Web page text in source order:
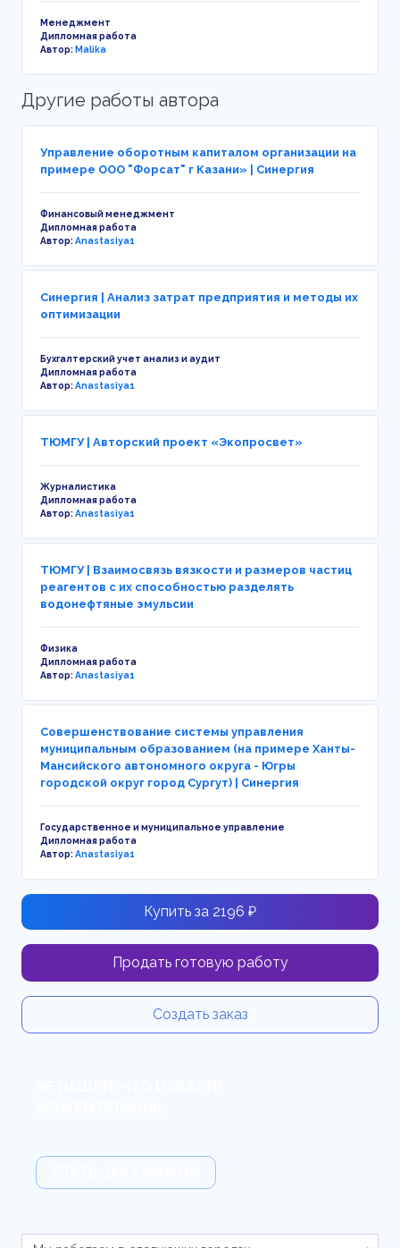
Менеджмент
Дипломная работа
Автор:Malika
Другие работы автора
Управление оборотным капиталом организации на
примере ООО "Форсат" г Казани» | Синергия
Финансовый менеджмент
Дипломная работа
Автор:Anastasiya1
Синергия | Анализ затрат предприятия и методы их
оптимизации
Бухгалтерский учет анализ и аудит
Дипломная работа
Автор:Anastasiya1
ТЮМГУ | Авторский проект «Экопросвет»
Журналистика
Дипломная работа
Автор:Anastasiya1
ТЮМГУ | Взаимосвязь вязкости и размеров частиц
реагентов с их способностью разделять
водонефтяные эмульсии
Физика
Дипломная работа
Автор:Anastasiya1
Совершенствование системы управления
муниципальным образованием (на примере Ханты-
Мансийского автономного округа - Югры
городской округ город Сургут) | Синергия
Государственное и муниципальное управление
Дипломная работа
Автор:Anastasiya1
Купить за 2196 ₽
Продать готовую работу
Создать заказ